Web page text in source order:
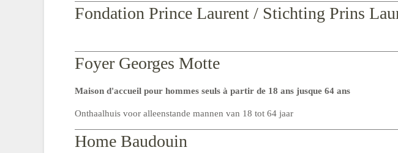
Fondation Prince Laurent / Stichting Prins
Foyer Georges Motte
Maison d'accueil pour hommes seuls à partir de 18 ans jusque 64 ans
Onthaalhuis voor alleenstande mannen van 18 tot 64 jaar
Home Baudouin